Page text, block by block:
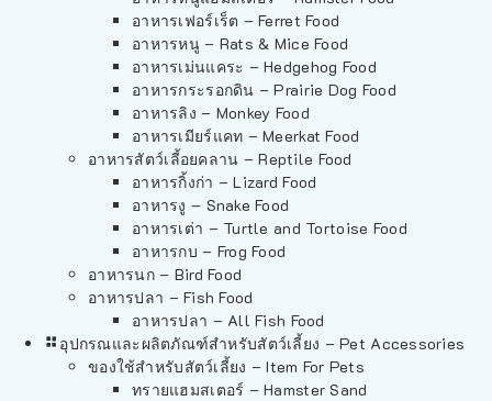
อาหารเฟอร์เร็ต – Ferret Food
อาหารหนู – Rats & Mice Food
อาหารเม่นแคระ – Hedgehog Food
อาหารกระรอกดิน – Prairie Dog Food
อาหารลิง – Monkey Food
อาหารเมียร์แคท – Meerkat Food
อาหารสัตว์เลี้อยคลาน – Reptile Food
อาหารกิ้งก่า – Lizard Food
อาหารงู – Snake Food
อาหารเต่า – Turtle and Tortoise Food
อาหารกบ – Frog Food
อาหารนก – Bird Food
อาหารปลา – Fish Food
อาหารปลา – All Fish Food
อุปกรณและผลิตภัณฑ์สำหรับสัตว์เลี้ยง – Pet Accessories
ของใช้สำหรับสัตว์เลี้ยง – Item For Pets
ทรายแฮมสเตอร์ – Hamster Sand